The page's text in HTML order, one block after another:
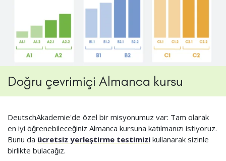
Doğru çevrimiçi Almanca kursu
DeutschAkademie'de özel bir misyonumuz var: Tam olarak
en iyi öğrenebileceğiniz Almanca kursuna katılmanızı istiyoruz.
Bunu da ücretsiz yerleştirme testimizi kullanarak sizinle
birlikte bulacağız.